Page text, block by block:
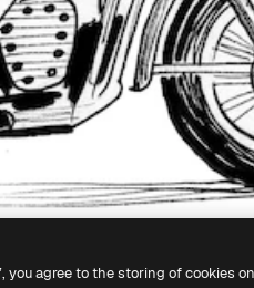
you agree to the storing of cookies